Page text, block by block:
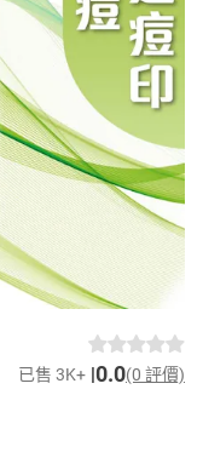
已售 3K+ 0.0(0 評價)